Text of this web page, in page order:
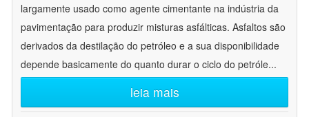
largamente usado como agente cimentante na indústria da
pavimentação para produzir misturas asfálticas. Asfaltos são
derivados da destilação do petróleo e a sua disponibilidade
depende basicamente do quanto durar o ciclo do petróle...
leia mais